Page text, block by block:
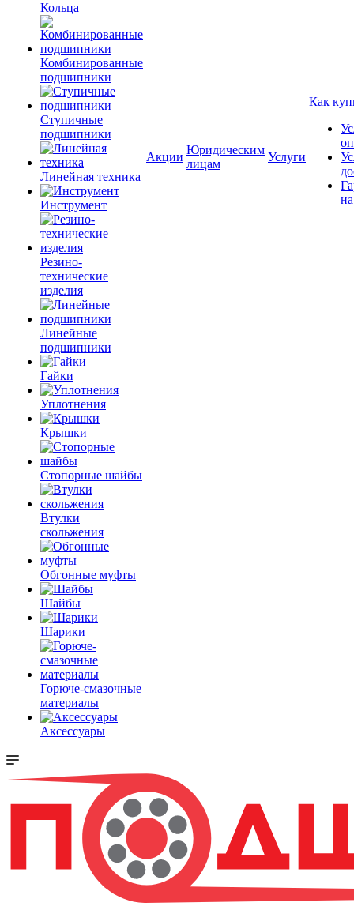
Кольца
Комбинированные
подшипники
Ступичные
подшипники
Линейная техника
Инструмент
Резино-
технические
изделия
Линейные
подшипники
Гайки
Уплотнения
Крышки
Стопорные шайбы
Втулки
скольжения
Обгонные муфты
Шайбы
Шарики
Горюче-смазочные
материалы
Аксессуары
Акции
Юридическим
лицам
Услуги
Как